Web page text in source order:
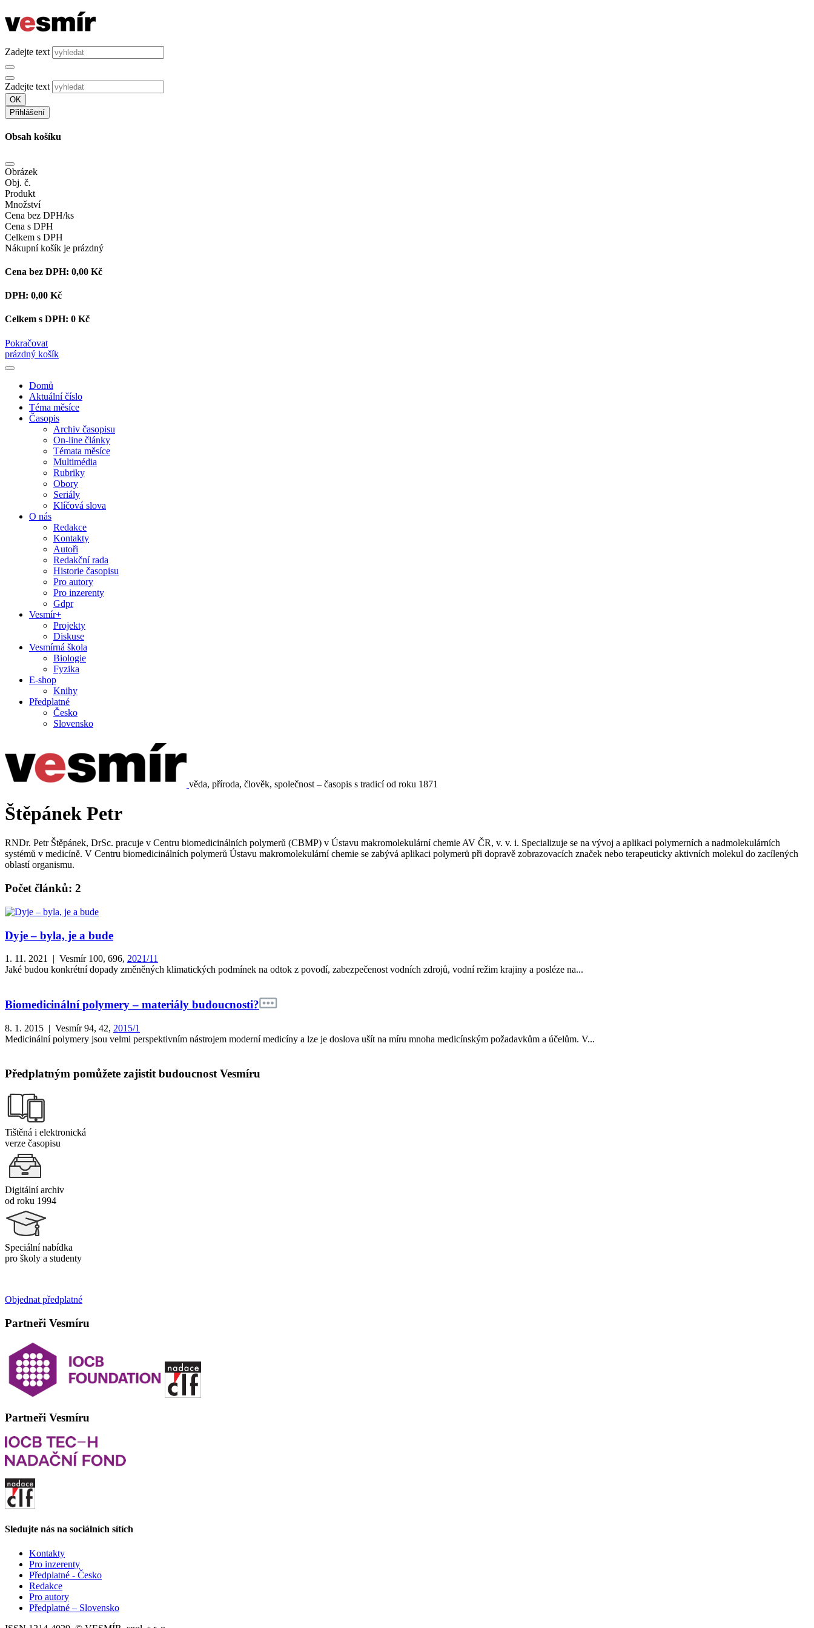
Zadejte text
Zadejte text
OK
Přihlášení
Obsah košíku
Obrázek
Obj. č.
Produkt
Množství
Cena bez DPH/ks
Cena s DPH
Celkem s DPH
Nákupní košík je prázdný
Cena bez DPH: 0,00 Kč
DPH: 0,00 Kč
Celkem s DPH: 0 Kč
Pokračovat
prázdný košík
Domů
Aktuální číslo
Téma měsíce
Časopis
Archiv časopisu
On-line články
Témata měsíce
Multimédia
Rubriky
Obory
Seriály
Klíčová slova
O nás
Redakce
Kontakty
Autoři
Redakční rada
Historie časopisu
Pro autory
Pro inzerenty
Gdpr
Vesmír+
Projekty
Diskuse
Vesmírná škola
Biologie
Fyzika
E-shop
Knihy
Předplatné
Česko
Slovensko
věda, příroda, člověk, společnost – časopis s tradicí od roku 1871
Štěpánek Petr
RNDr. Petr Štěpánek, DrSc. pracuje v Centru biomedicinálních polymerů (CBMP) v Ústavu makromolekulární chemie AV ČR, v. v. i. Specializuje se na vývoj a aplikaci polymerních a nadmolekulárních
systémů v medicíně. V Centru biomedicinálních polymerů Ústavu makromolekulární chemie se zabývá aplikaci polymerů při dopravě zobrazovacích značek nebo terapeuticky aktivních molekul do zacílených
oblastí organismu.
Počet článků: 2
Dyje – byla, je a bude
1. 11. 2021 | Vesmír 100, 696, 2021/11
Jaké budou konkrétní dopady změněných klimatických podmínek na odtok z povodí, zabezpečenost vodních zdrojů, vodní režim krajiny a posléze na...
Biomedicinální polymery – materiály budoucnosti?
8. 1. 2015 | Vesmír 94, 42, 2015/1
Medicinální polymery jsou velmi perspektivním nástrojem moderní medicíny a lze je doslova ušít na míru mnoha medicínským požadavkům a účelům. V...
Předplatným pomůžete zajistit budoucnost Vesmíru
Tištěná i elektronická
verze časopisu
Digitální archiv
od roku 1994
Speciální nabídka
pro školy a studenty
Objednat předplatné
Partneři Vesmíru
Partneři Vesmíru
Sledujte nás na sociálních sítích
Kontakty
Pro inzerenty
Předplatné - Česko
Redakce
Pro autory
Předplatné – Slovensko